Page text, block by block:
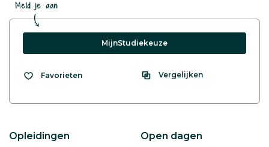
Meld je aan
MijnStudiekeuze
Favorieten Vergelijken
Opleidingen Open dagen